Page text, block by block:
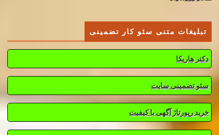
تبلیغات متنی سئو کار تضمینی
دکتر هاریکا
سئو تضمینی سایت
خرید رپورتاژ آگهی با کیفیت